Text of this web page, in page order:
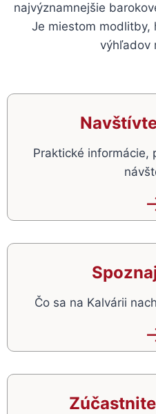
najvýznamnejšie
Je miestom modlitby,
výhľadov
Praktické informácie,
Čo sa na Kalvárii